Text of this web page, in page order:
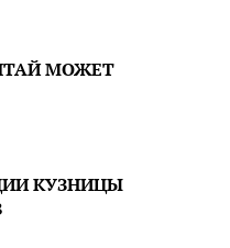
МОЖЕТ
КУЗНИЦЫ